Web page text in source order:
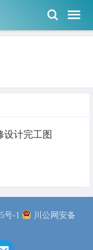
设计完工图
号-1
川公网安备